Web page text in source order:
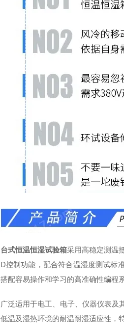
台式恒温恒湿试验箱采用高稳定测温
D控制功能，配合符合温湿度测试标
搭配容易操作和学习的高准确性编程
广泛适用于电工、电子、仪器仪表
低温及湿热环境的耐温耐湿适应性，